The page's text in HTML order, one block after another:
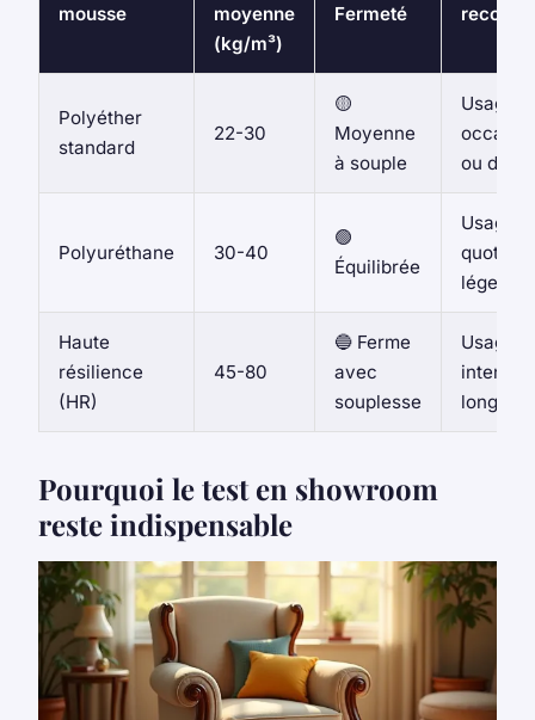
mousse
moyenne
(kg/m³)
Fermeté
Polyéther
standard
22-30
🟡
Moyenne
à souple
Usage
ou
Polyuréthane 30-40
🟢
Équilibrée
Usage
léger
Haute
résilience
(HR)
45-80
🔵 Ferme
avec
souplesse
Usage
intensif,
longue
Pourquoi le test en showroom
reste indispensable